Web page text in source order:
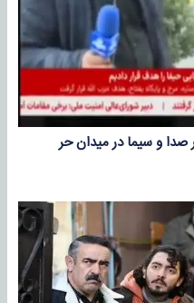
صدا و سیما در میدان حر